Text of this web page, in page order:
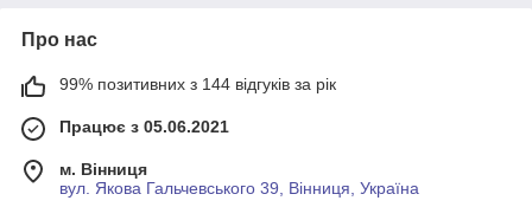
Про нас
99% позитивних з 144 відгуків за рік
Працює з 05.06.2021
м. Вінниця
вул. Якова Гальчевського 39, Вінниця, Україна